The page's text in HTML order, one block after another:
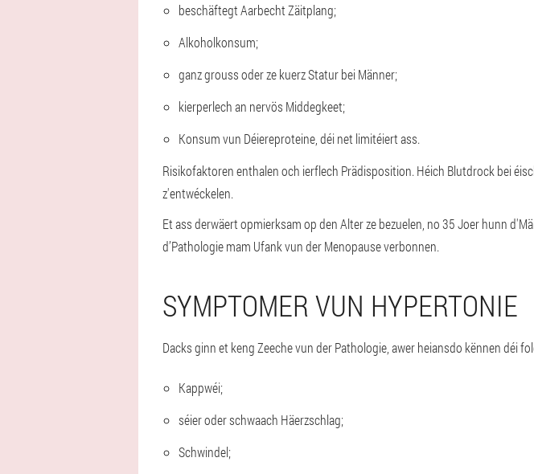
beschäftegt Aarbecht Zäitplang;
Alkoholkonsum;
ganz grouss oder ze kuerz Statur bei Männer;
kierperlech an nervös Middegkeet;
Konsum vun Déiereproteine, déi net limitéiert ass.
Risikofaktoren enthalen och ierflech Prädisposition. Héich Blutdrock bei
z'entwéckelen.
Et ass derwäert opmierksam op den Alter ze bezuelen, no 35 Joer hunn
d’Pathologie mam Ufank vun der Menopause verbonnen.
SYMPTOMER VUN HYPERTONIE
Dacks ginn et keng Zeeche vun der Pathologie, awer heiansdo kënnen déi
Kappwéi;
séier oder schwaach Häerzschlag;
Schwindel;